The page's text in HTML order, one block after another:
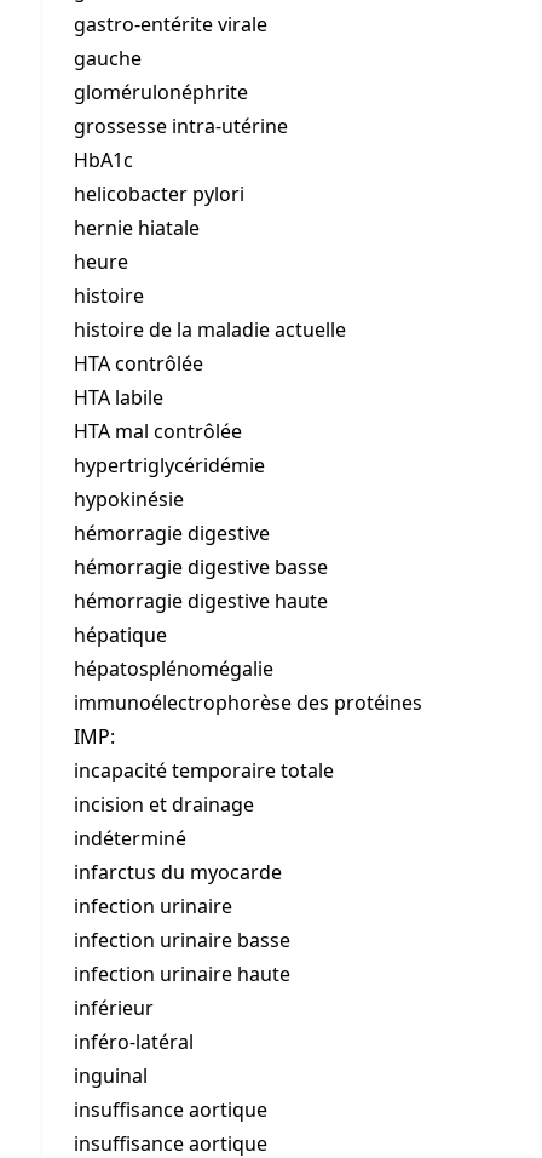
gastro-entérite virale
gauche
glomérulonéphrite
grossesse intra-utérine
HbA1c
helicobacter pylori
hernie hiatale
heure
histoire
histoire de la maladie actuelle
HTA contrôlée
HTA labile
HTA mal contrôlée
hypertriglycéridémie
hypokinésie
hémorragie digestive
hémorragie digestive basse
hémorragie digestive haute
hépatique
hépatosplénomégalie
immunoélectrophorèse des protéines
IMP:
incapacité temporaire totale
incision et drainage
indéterminé
infarctus du myocarde
infection urinaire
infection urinaire basse
infection urinaire haute
inférieur
inféro-latéral
inguinal
insuffisance aortique
insuffisance aortique